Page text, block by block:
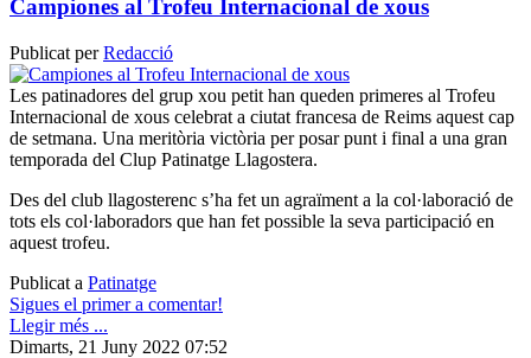
Campiones al Trofeu Internacional de xous
Publicat perRedacció
Les patinadores del grup xou petit han queden primeres al Trofeu
Internacional de xous celebrat a ciutat francesa de Reims aquest cap
de setmana. Una meritòria victòria per posar punt i final a una gran
temporada del Clup Patinatge Llagostera.
Des del club llagosterenc s’ha fet un agraïment a la col·laboració de
tots els col·laboradors que han fet possible la seva participació en
aquest trofeu.
Publicat a Patinatge
Sigues el primer a comentar!
Llegir més ...
Dimarts, 21 Juny 2022 07:52